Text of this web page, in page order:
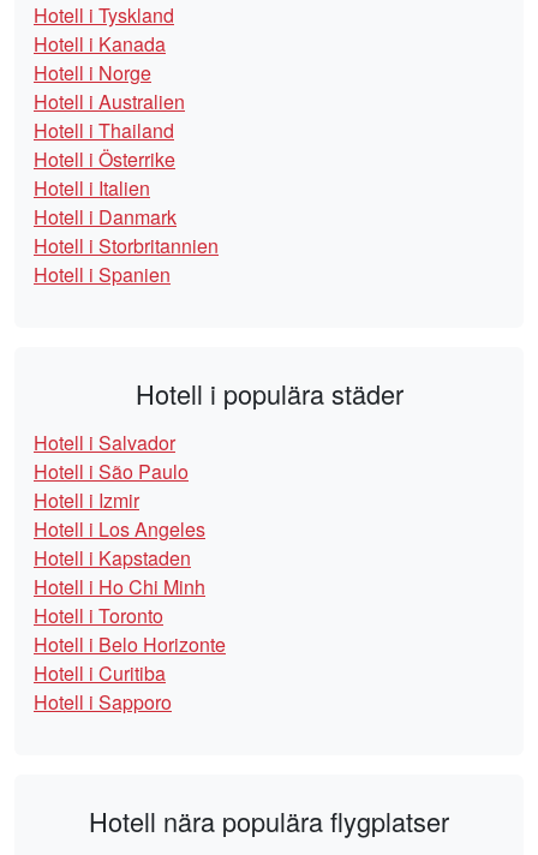
Hotell i Tyskland
Hotell i Kanada
Hotell i Norge
Hotell i Australien
Hotell i Thailand
Hotell i Österrike
Hotell i Italien
Hotell i Danmark
Hotell i Storbritannien
Hotell i Spanien
Hotell i populära städer
Hotell i Salvador
Hotell i São Paulo
Hotell i Izmir
Hotell i Los Angeles
Hotell i Kapstaden
Hotell i Ho Chi Minh
Hotell i Toronto
Hotell i Belo Horizonte
Hotell i Curitiba
Hotell i Sapporo
Hotell nära populära flygplatser